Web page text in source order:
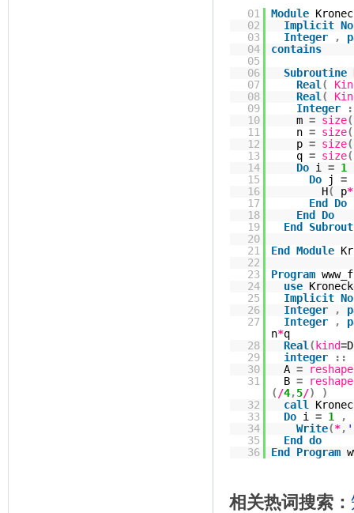
01 Module
02
Implicit
03
Integer ,
04
contains
05
06
Subroutine
07
Real (
08
Real (
09
Integer
10
m = size(
11
n = size(
12
p = size(
13
q = size(
14
Do i = 1
15
Do j =
16
H( p*
17
End Do
18
End Do
19
End
20
21
End Module
22
23
Program
24
use
25
Implicit
26
Integer ,
27
Integer ,
n*q
28
Real (kind=
29
integer ::
30
A = reshape
31
B = reshape
( /4,5/)
)
32
call
33
Do i = 1 ,
34
Write(*,
35
End do
36
End Program
相关热词搜索：